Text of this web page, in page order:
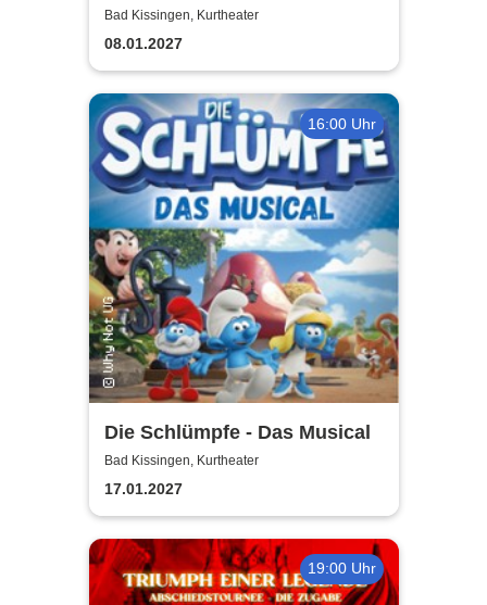
Anna Maria Kaufmann
Bad Kissingen, Kurtheater
08.01.2027
16:00 Uhr
Die Schlümpfe - Das Musical
Bad Kissingen, Kurtheater
17.01.2027
19:00 Uhr